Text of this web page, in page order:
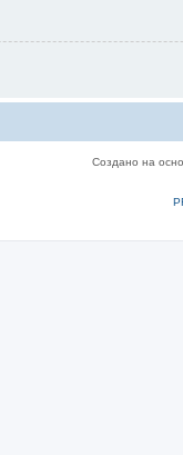
Создано на